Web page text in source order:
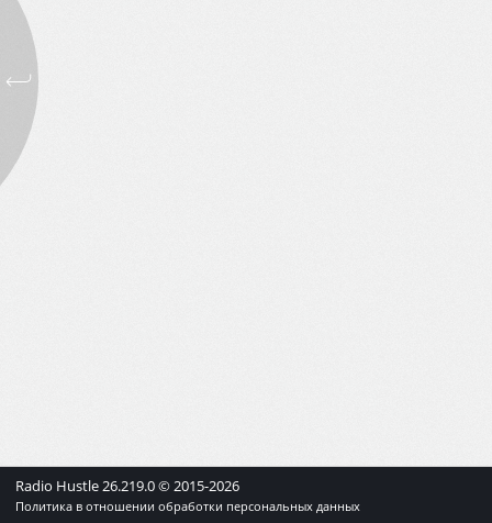
Radio Hustle26.219.0© 2015-2026
Политика в отношении обработки персональных данных